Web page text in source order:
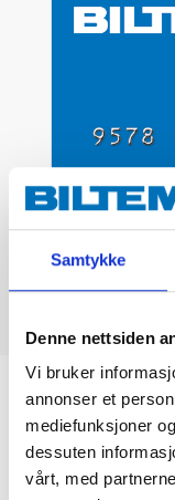
Samtykke
Denne nettsiden
Vi bruker
annonser et
mediefunksjoner
dessuten
vårt, med